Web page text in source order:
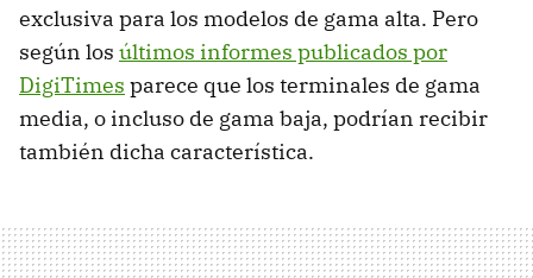
exclusiva para los modelos de gama alta. Pero
según los últimos informes publicados por
DigiTimes parece que los terminales de gama
media, o incluso de gama baja, podrían recibir
también dicha característica.